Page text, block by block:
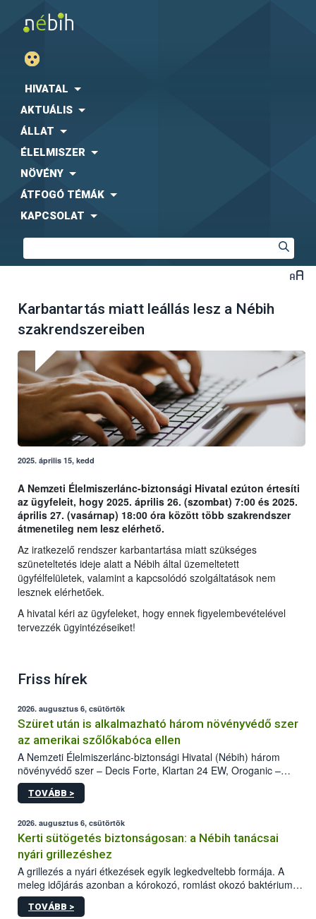
HIVATAL
AKTUÁLIS
ÁLLAT
ÉLELMISZER
NÖVÉNY
ÁTFOGÓ TÉMÁK
KAPCSOLAT
Karbantartás miatt leállás lesz a Nébih
szakrendszereiben
2025. április 15, kedd
A Nemzeti Élelmiszerlánc-biztonsági Hivatal ezúton értesíti
az ügyfeleit, hogy 2025. április 26. (szombat) 7:00 és 2025.
április 27. (vasárnap) 18:00 óra között több szakrendszer
átmenetileg nem lesz elérhető.
Az iratkezelő rendszer karbantartása miatt szükséges
szüneteltetés ideje alatt a Nébih által üzemeltetett
ügyfélfelületek, valamint a kapcsolódó szolgáltatások nem
lesznek elérhetőek.
A hivatal kéri az ügyfeleket, hogy ennek figyelembevételével
tervezzék ügyintézéseiket!
Friss hírek
2026. augusztus 6, csütörtök
Szüret után is alkalmazható három növényvédő szer
az amerikai szőlőkabóca ellen
A Nemzeti Élelmiszerlánc-biztonsági Hivatal (Nébih) három
növényvédő szer – Decis Forte, Klartan 24 EW, Oroganic –
engedélyokiratát módosította, így azok a szüretet követően,
egészen a vesszőérettség (BBCH 91) stádiumáig
érésű szőlőkben is legyen lehetőség a károsító elleni további
védekezésre. Az Oroganic készítmény kis kiszerelésben kiskerti
felhasználók számára is elérhető és ökológiai termesztésben is
engedélyezett.
TOVÁBB >
2026. augusztus 6, csütörtök
Kerti sütögetés biztonságosan: a Nébih tanácsai
nyári grillezéshez
A grillezés a nyári étkezések egyik legkedveltebb formája. A
meleg időjárás azonban a kórokozó, romlást okozó baktériumok
gyorsabb szaporodásának is kedvez. A szabadtéri sütögetés
ezért nem csupán a megfelelő sütési technikáról szól: legalább
TOVÁBB >